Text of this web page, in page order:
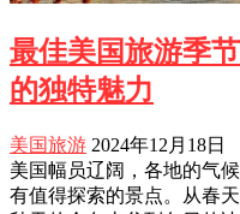
最佳美国旅游季
的独特魅力
美国旅游 2024年12月18日
美国幅员辽阔，各地的气
有值得探索的景点。从春